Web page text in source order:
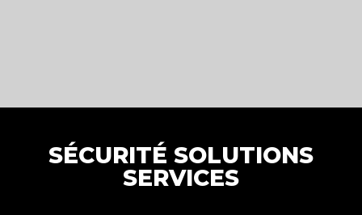
SÉCURITÉ SOLUTIONS
SERVICES